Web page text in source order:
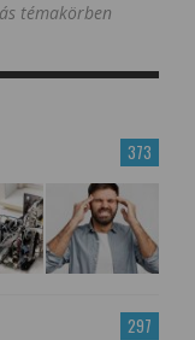
témakörben
373
297